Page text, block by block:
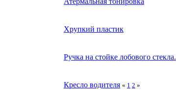
Хрупкий пластик
Ручка на стойке лобового стекла.
Кресло водителя « 1 2 »